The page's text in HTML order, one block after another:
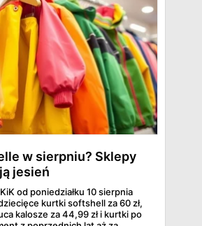
w sierpniu? Sklepy
jesień
od poniedziałku 10 sierpnia
kurtki softshell za 60 zł,
kalosze za 44,99 zł i kurtki po